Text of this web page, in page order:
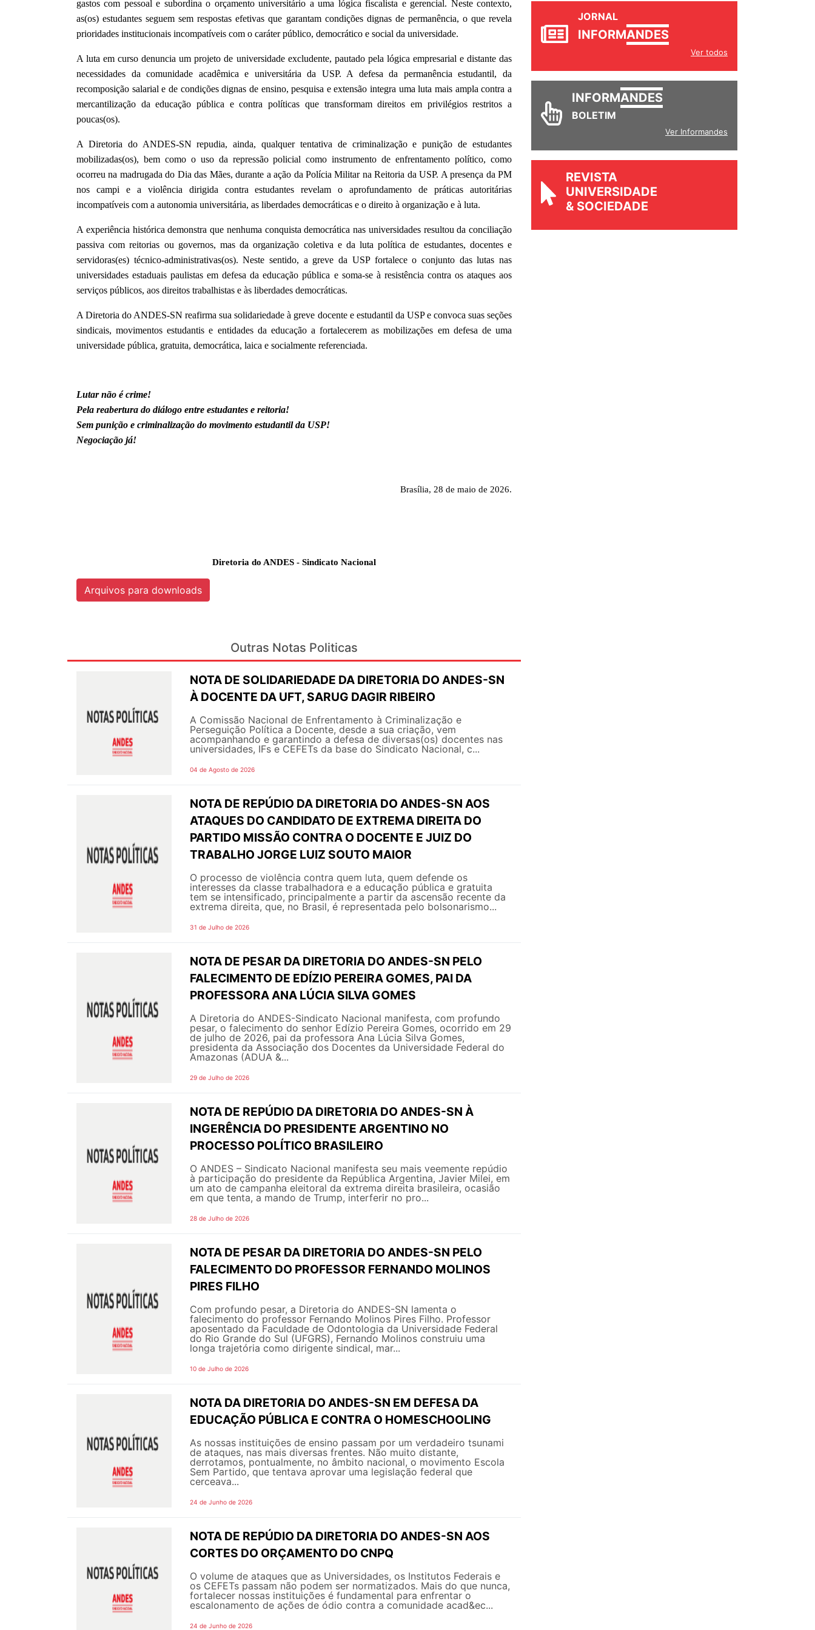
gastos com pessoal e subordina o orçamento universitário a uma lógica fiscalista e gerencial. Neste contexto,
as(os) estudantes seguem sem respostas efetivas que garantam condições dignas de permanência, o que revela
prioridades institucionais incompatíveis com o caráter público, democrático e social da universidade.
A luta em curso denuncia um projeto de universidade excludente, pautado pela lógica empresarial e distante das
necessidades da comunidade acadêmica e universitária da USP. A defesa da permanência estudantil, da
recomposição salarial e de condições dignas de ensino, pesquisa e extensão integra uma luta mais ampla contra a
mercantilização da educação pública e contra políticas que transformam direitos em privilégios restritos a
poucas(os).
A Diretoria do ANDES-SN repudia, ainda, qualquer tentativa de criminalização e punição de estudantes
mobilizadas(os), bem como o uso da repressão policial como instrumento de enfrentamento político, como
ocorreu na madrugada do Dia das Mães, durante a ação da Polícia Militar na Reitoria da USP. A presença da PM
nos campi e a violência dirigida contra estudantes revelam o aprofundamento de práticas autoritárias
incompatíveis com a autonomia universitária, as liberdades democráticas e o direito à organização e à luta.
A experiência histórica demonstra que nenhuma conquista democrática nas universidades resultou da conciliação
passiva com reitorias ou governos, mas da organização coletiva e da luta política de estudantes, docentes e
servidoras(es) técnico-administrativas(os). Neste sentido, a greve da USP fortalece o conjunto das lutas nas
universidades estaduais paulistas em defesa da educação pública e soma-se à resistência contra os ataques aos
serviços públicos, aos direitos trabalhistas e às liberdades democráticas.
A Diretoria do ANDES-SN reafirma sua solidariedade à greve docente e estudantil da USP e convoca suas seções
sindicais, movimentos estudantis e entidades da educação a fortalecerem as mobilizações em defesa de uma
universidade pública, gratuita, democrática, laica e socialmente referenciada.
Lutar não é crime!
Pela reabertura do diálogo entre estudantes e reitoria!
Sem punição e criminalização do movimento estudantil da USP!
Negociação já!
Brasília, 28 de maio de 2026.
Diretoria do ANDES - Sindicato Nacional
Arquivos para downloads
Outras Notas Politicas
NOTA DE SOLIDARIEDADE DA DIRETORIA DO ANDES-SN
À DOCENTE DA UFT, SARUG DAGIR RIBEIRO
A Comissão Nacional de Enfrentamento à Criminalização e
Perseguição Política a Docente, desde a sua criação, vem
acompanhando e garantindo a defesa de diversas(os) docentes nas
universidades, IFs e CEFETs da base do Sindicato Nacional, c...
04 de Agosto de 2026
NOTA DE REPÚDIO DA DIRETORIA DO ANDES-SN AOS
ATAQUES DO CANDIDATO DE EXTREMA DIREITA DO
PARTIDO MISSÃO CONTRA O DOCENTE E JUIZ DO
TRABALHO JORGE LUIZ SOUTO MAIOR
O processo de violência contra quem luta, quem defende os
interesses da classe trabalhadora e a educação pública e gratuita
tem se intensificado, principalmente a partir da ascensão recente da
extrema direita, que, no Brasil, é representada pelo bolsonarismo...
31 de Julho de 2026
NOTA DE PESAR DA DIRETORIA DO ANDES-SN PELO
FALECIMENTO DE EDÍZIO PEREIRA GOMES, PAI DA
PROFESSORA ANA LÚCIA SILVA GOMES
A Diretoria do ANDES-Sindicato Nacional manifesta, com profundo
pesar, o falecimento do senhor Edízio Pereira Gomes, ocorrido em 29
de julho de 2026, pai da professora Ana Lúcia Silva Gomes,
presidenta da Associação dos Docentes da Universidade Federal do
Amazonas (ADUA &...
29 de Julho de 2026
NOTA DE REPÚDIO DA DIRETORIA DO ANDES-SN À
INGERÊNCIA DO PRESIDENTE ARGENTINO NO
PROCESSO POLÍTICO BRASILEIRO
O ANDES – Sindicato Nacional manifesta seu mais veemente repúdio
à participação do presidente da República Argentina, Javier Milei, em
um ato de campanha eleitoral da extrema direita brasileira, ocasião
em que tenta, a mando de Trump, interferir no pro...
28 de Julho de 2026
NOTA DE PESAR DA DIRETORIA DO ANDES-SN PELO
FALECIMENTO DO PROFESSOR FERNANDO MOLINOS
PIRES FILHO
Com profundo pesar, a Diretoria do ANDES-SN lamenta o
falecimento do professor Fernando Molinos Pires Filho. Professor
aposentado da Faculdade de Odontologia da Universidade Federal
do Rio Grande do Sul (UFGRS), Fernando Molinos construiu uma
longa trajetória como dirigente sindical, mar...
10 de Julho de 2026
NOTA DA DIRETORIA DO ANDES-SN EM DEFESA DA
EDUCAÇÃO PÚBLICA E CONTRA O HOMESCHOOLING
As nossas instituições de ensino passam por um verdadeiro tsunami
de ataques, nas mais diversas frentes. Não muito distante,
derrotamos, pontualmente, no âmbito nacional, o movimento Escola
Sem Partido, que tentava aprovar uma legislação federal que
cerceava...
24 de Junho de 2026
NOTA DE REPÚDIO DA DIRETORIA DO ANDES-SN AOS
CORTES DO ORÇAMENTO DO CNPQ
O volume de ataques que as Universidades, os Institutos Federais e
os CEFETs passam não podem ser normatizados. Mais do que nunca,
fortalecer nossas instituições é fundamental para enfrentar o
escalonamento de ações de ódio contra a comunidade acad&ec...
24 de Junho de 2026
JORNAL
INFORMANDES
Ver todos
INFORMANDES
BOLETIM
Ver Informandes
REVISTA
UNIVERSIDADE
& SOCIEDADE